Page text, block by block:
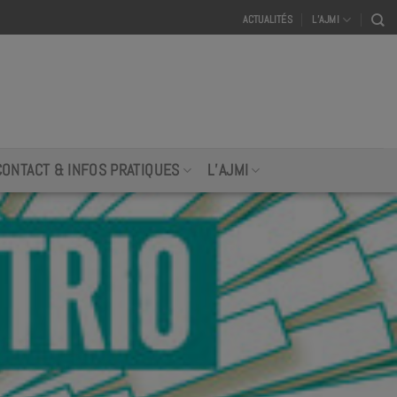
ACTUALITÉS L’AJMI
& INFOS PRATIQUES L’AJMI